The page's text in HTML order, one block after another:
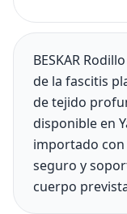
BESKAR
de la fascitis
de tejido
disponible en
importado
seguro y
cuerpo